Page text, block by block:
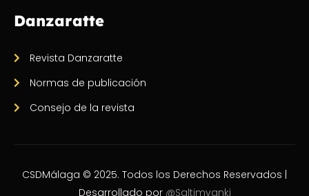
Danzaratte
Revista Danzaratte
Normas de publicación
Consejo de la revista
CSDMálaga © 2025. Todos los Derechos Reservados |
Desarrollado por @Saltimvanki